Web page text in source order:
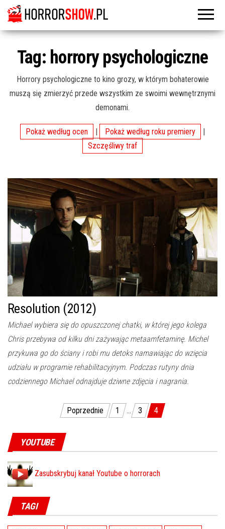
Tag: horrory psychologiczne
Horrory psychologiczne to kino grozy, w którym bohaterowie
muszą się zmierzyć przede wszystkim ze swoimi wewnętrznymi
demonami.
Pokaż według ocen | Pokaż według roku premiery
|
Szczęśliwy traf
Resolution (2012)
Michael wybiera się do opuszczonej chatki, w której jego kolega
Chris przebywa od kilku dni zażywając metaamfetaminę. Michel
przykuwa go do ściany i robi mu detoks namawiając do wzięcia
udziału w programie rehabilitacyjnym. Podczas rutyny dnia
codziennego Michael odnajduje dziwne zdjęcia i nagrania.
Stronicowanie wpisów
Poprzednie 1 … 3 4
YOUTUBE
Zasubskrybuj kanał Youtube o horrorach
TAGI